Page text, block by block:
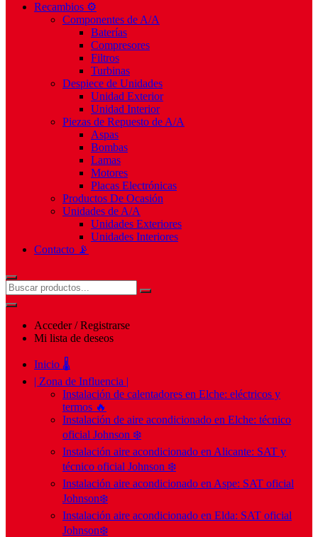
Recambios ⚙️
Componentes de A/A
Baterías
Compresores
Filtros
Turbinas
Despiece de Unidades
Unidad Exterior
Unidad Interior
Piezas de Repuesto de A/A
Aspas
Bombas
Lamas
Motores
Placas Electrónicas
Productos De Ocasión
Unidades de A/A
Unidades Exteriores
Unidades Interiores
Contacto 📡
Acceder / Registrarse
Mi lista de deseos
Inicio 🌡️
| Zona de Influencia |
Instalación de calentadores en Elche: eléctricos y
termos 🔥
Instalación de aire acondicionado en Elche: técnico
oficial Johnson ❄️
Instalación aire acondicionado en Alicante: SAT y
técnico oficial Johnson ❄️
Instalación aire acondicionado en Aspe: SAT oficial
Johnson❄️
Instalación aire acondicionado en Elda: SAT oficial
Johnson❄️